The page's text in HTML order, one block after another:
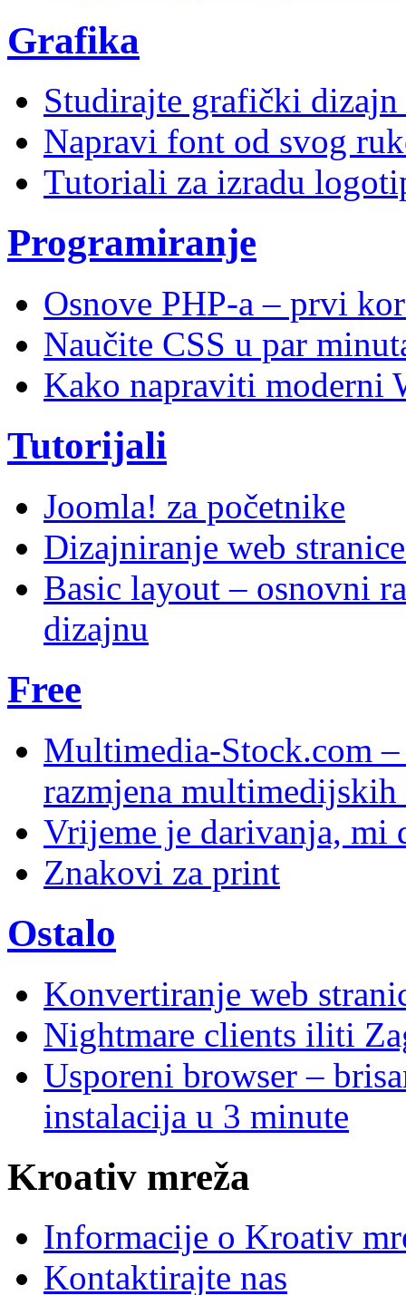
Grafika
Studirajte grafički dizajn
Napravi font od svog
Tutoriali za izradu
Programiranje
Osnove PHP-a – prvi
Naučite CSS u par
Kako napraviti moderni
Tutorijali
Joomla! za početnike
Dizajniranje web
Basic layout – osnovni
dizajnu
Free
Multimedia-Stock.com –
razmjena multimedijskih
Vrijeme je darivanja, mi
Znakovi za print
Ostalo
Konvertiranje web
Nightmare clients iliti
Usporeni browser –
instalacija u 3 minute
Kroativ mreža
Informacije o Kroativ
Kontaktirajte nas